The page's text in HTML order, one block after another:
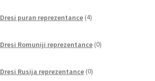
Dresi puran reprezentance 4izdelki
Dresi Romuniji reprezentance 0izdelkov
Dresi Rusija reprezentance 0izdelkov